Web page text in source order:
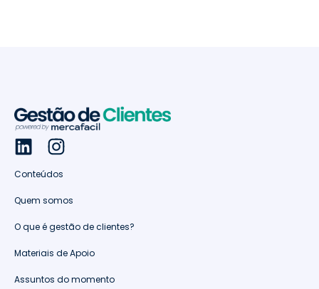
Conteúdos
Quem somos
O que é gestão de clientes?
Materiais de Apoio
Assuntos do momento